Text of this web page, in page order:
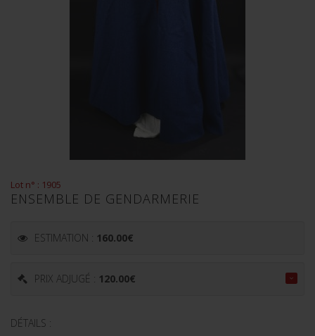
Lot n° : 1905
ENSEMBLE DE GENDARMERIE
ESTIMATION : 160.00€
PRIX ADJUGÉ : 120.00€
DÉTAILS :